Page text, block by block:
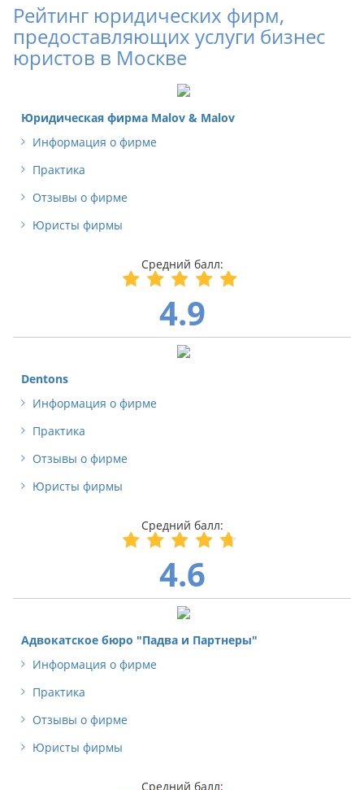
Рейтинг юридических фирм,
предоставляющих услуги бизнес
юристов в Москве
Юридическая фирма Malov & Malov
Информация о фирме
Практика
Отзывы о фирме
Юристы фирмы
4.9
Dentons
Информация о фирме
Практика
Отзывы о фирме
Юристы фирмы
4.6
Адвокатское бюро "Падва и Партнеры"
Информация о фирме
Практика
Отзывы о фирме
Юристы фирмы